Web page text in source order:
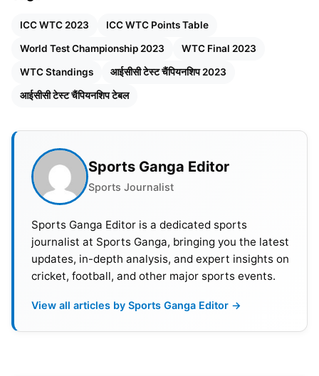
टीम अपने प्रदर्शन से चौंका रही है। हाल ही में जारी ताज़ा अंक तालिका
में दक्षिण अफ्रीका ने अपने पहले स्थान को और भी ज्यादा मज़बूत कर
लिया है, वहीं दूसरे स्थान पर ऑस्ट्रेलिया की टीम कायम है।
दक्षिण अफ्रीका और ऑस्ट्रेलिया का फाइनल
ICC WTC 2023 ICC WTC Points Table
World Test Championship 2023 WTC Final 2023
WTC Standings आईसीसी टेस्ट चैंपियनशिप 2023
आईसीसी टेस्ट चैंपियनशिप टेबल
Sports Ganga Editor
Sports Journalist
Sports Ganga Editor is a dedicated sports
journalist at Sports Ganga, bringing you the latest
updates, in-depth analysis, and expert insights on
cricket, football, and other major sports events.
View all articles by Sports Ganga Editor →